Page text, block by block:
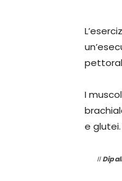
I
e glutei.
IlDip